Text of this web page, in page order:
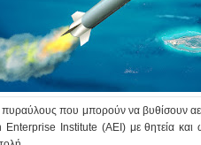
που μπορούν να βυθίσουν
Institute (AEI) με θητεία και